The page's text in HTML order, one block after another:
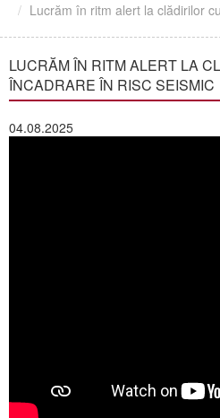
Lucrăm în ritm alert la clădirilor
LUCRĂM ÎN RITM ALERT LA
ÎNCADRARE ÎN RISC SEISMIC
04.08.2025